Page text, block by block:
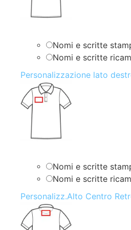
Nomi e scritte
Nomi e scritte
Personalizzazione lato
Nomi e scritte
Nomi e scritte
Personalizz.Alto Centro